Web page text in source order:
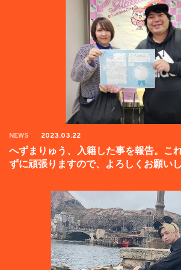
NEWS 2023.03.22
へずまりゅう、入籍した事を報告。こ
ずに頑張りますので、よろしくお願い